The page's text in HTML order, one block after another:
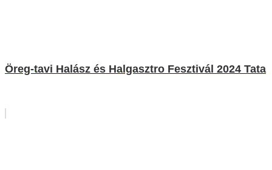
Öreg-tavi Halász és Halgasztro Fesztivál 2024 Tata